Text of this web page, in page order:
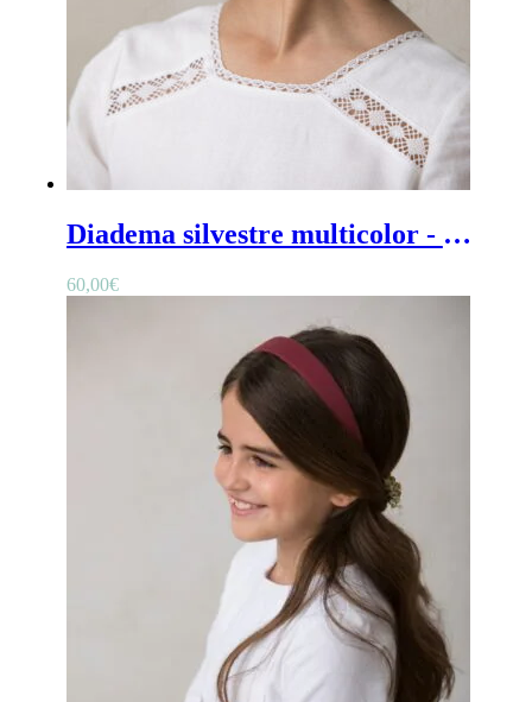
Diadema silvestre multicolor - Diadema de flores niña silvestre multicolor con flores preservadas
60,00€